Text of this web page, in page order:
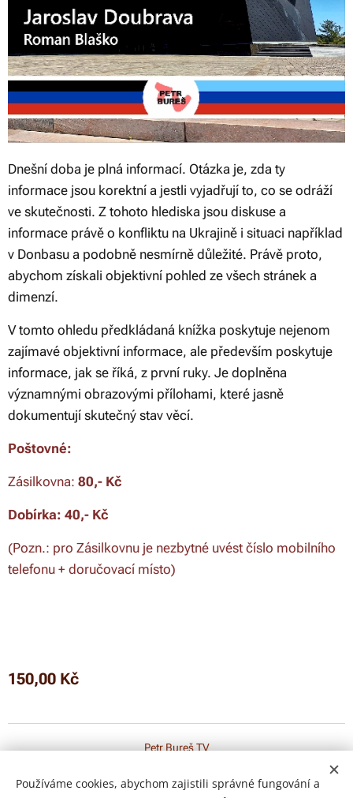
Dnešní doba je plná informací. Otázka je, zda ty
informace jsou korektní a jestli vyjadřují to, co se odráží
ve skutečnosti. Z tohoto hlediska jsou diskuse a
informace právě o konfliktu na Ukrajině i situaci například
v Donbasu a podobně nesmírně důležité. Právě proto,
abychom získali objektivní pohled ze všech stránek a
dimenzí.
V tomto ohledu předkládaná knížka poskytuje nejenom
zajímavé objektivní informace, ale především poskytuje
informace, jak se říká, z první ruky. Je doplněna
významnými obrazovými přílohami, které jasně
dokumentují skutečný stav věcí.
Poštovné:
Zásilkovna: 80,- Kč
Dobírka: 40,- Kč
(Pozn.: pro Zásilkovnu je nezbytné uvést číslo mobilního
telefonu + doručovací místo)
150,00 Kč
Petr Bureš TV
Používáme cookies, abychom zajistili správné fungování a